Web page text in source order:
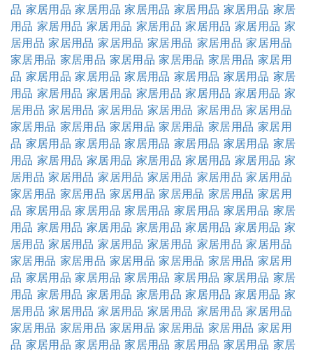
品 家居用品 家居用品 家居用品 家居用品 家居用品 家居
用品 家居用品 家居用品 家居用品 家居用品 家居用品 家
居用品 家居用品 家居用品 家居用品 家居用品 家居用品
家居用品 家居用品 家居用品 家居用品 家居用品 家居用
品 家居用品 家居用品 家居用品 家居用品 家居用品 家居
用品 家居用品 家居用品 家居用品 家居用品 家居用品 家
居用品 家居用品 家居用品 家居用品 家居用品 家居用品
家居用品 家居用品 家居用品 家居用品 家居用品 家居用
品 家居用品 家居用品 家居用品 家居用品 家居用品 家居
用品 家居用品 家居用品 家居用品 家居用品 家居用品 家
居用品 家居用品 家居用品 家居用品 家居用品 家居用品
家居用品 家居用品 家居用品 家居用品 家居用品 家居用
品 家居用品 家居用品 家居用品 家居用品 家居用品 家居
用品 家居用品 家居用品 家居用品 家居用品 家居用品 家
居用品 家居用品 家居用品 家居用品 家居用品 家居用品
家居用品 家居用品 家居用品 家居用品 家居用品 家居用
品 家居用品 家居用品 家居用品 家居用品 家居用品 家居
用品 家居用品 家居用品 家居用品 家居用品 家居用品 家
居用品 家居用品 家居用品 家居用品 家居用品 家居用品
家居用品 家居用品 家居用品 家居用品 家居用品 家居用
品 家居用品 家居用品 家居用品 家居用品 家居用品 家居